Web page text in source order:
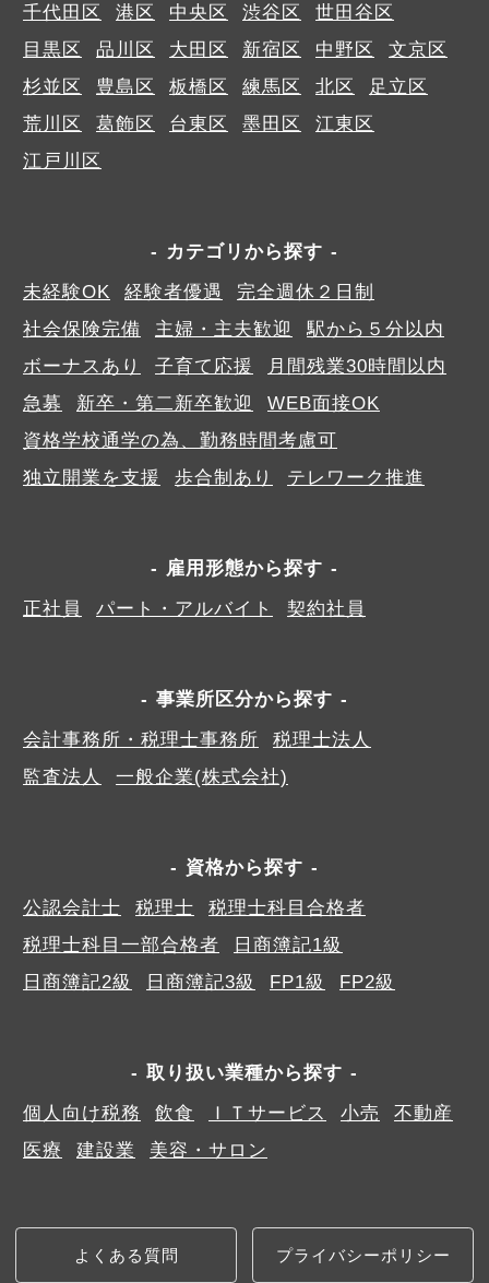
千代田区 港区 中央区 渋谷区
世田谷区
目黒区
品川区 大田区 新宿区 中野区
文京区
杉並区
豊島区 板橋区 練馬区 北区
足立区
荒川区
葛飾区 台東区 墨田区
江東区
江戸川区
カテゴリから探す
未経験OK
経験者優遇
完全週休２日制
社会保険完備
主婦・主夫歓迎
駅から５分以内
ボーナスあり
子育て応援
月間残業30時間以内
急募
新卒・第二新卒歓迎
WEB面接OK
資格学校通学の為、勤務時間考慮可
独立開業を支援
歩合制あり テレワーク推進
雇用形態から探す
正社員
パート・アルバイト 契約社員
事業所区分から探す
会計事務所・税理士事務所
税理士法人
監査法人
一般企業(株式会社)
資格から探す
公認会計士
税理士
税理士科目合格者
税理士科目一部合格者
日商簿記1級
日商簿記2級
日商簿記3級 FP1級 FP2級
取り扱い業種から探す
個人向け税務
飲食 ＩＴサービス 小売
不動産
医療
建設業 美容・サロン
よくある質問 プライバシーポリシー